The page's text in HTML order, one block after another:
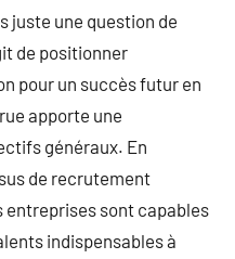
juste une question de
de positionner
pour un succès futur en
apporte une
généraux. En
de recrutement
sont capables
indispensables à